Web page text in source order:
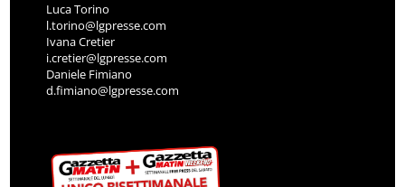
Luca Torino
l.torino@lgpresse.com
Ivana Cretier
i.cretier@lgpresse.com
Daniele Fimiano
d.fimiano@lgpresse.com